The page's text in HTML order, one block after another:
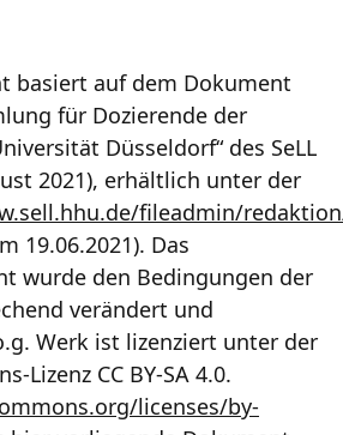
basiert auf dem Dokument
für Dozierende der
Düsseldorf“ des SeLL
2021), erhältlich unter der
fileadmin/
19.06.2021). Das
wurde den Bedingungen der
verändert und
Werk ist lizenziert unter der
Lizenz CC BY-SA 4.0.
licenses/by-